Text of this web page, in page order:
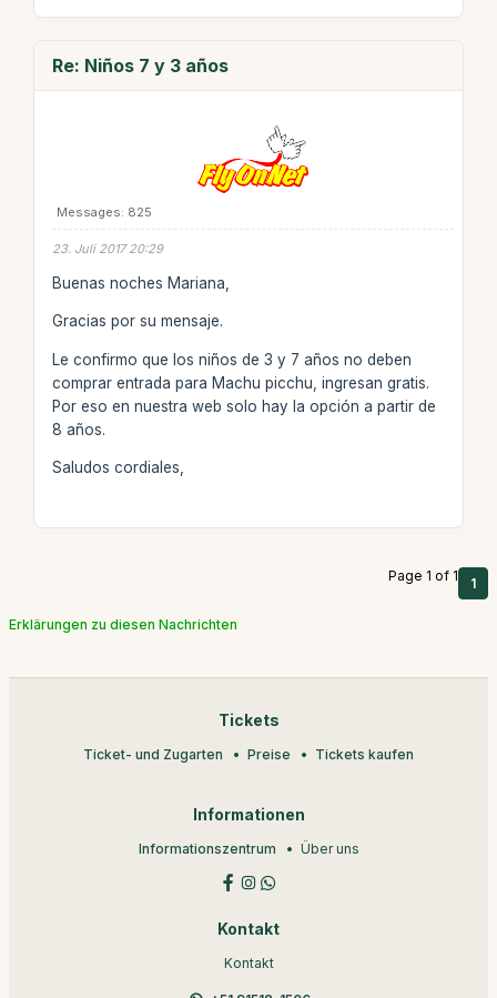
Re: Niños 7 y 3 años
Messages: 825
23. Juli 2017 20:29
Buenas noches Mariana,
Gracias por su mensaje.
Le confirmo que los niños de 3 y 7 años no deben
comprar entrada para Machu picchu, ingresan gratis.
Por eso en nuestra web solo hay la opción a partir de
8 años.
Saludos cordiales,
Page 1 of 1 1
Erklärungen zu diesen Nachrichten
Tickets
Ticket- und Zugarten Preise Tickets kaufen
Informationen
Informationszentrum Über uns
Kontakt
Kontakt